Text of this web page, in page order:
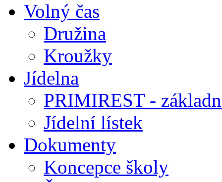
Volný čas
Družina
Kroužky
Jídelna
PRIMIREST -
Jídelní lístek
Dokumenty
Koncepce školy